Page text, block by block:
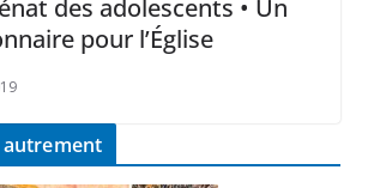
des adolescents • Un
pour l’Église
autrement